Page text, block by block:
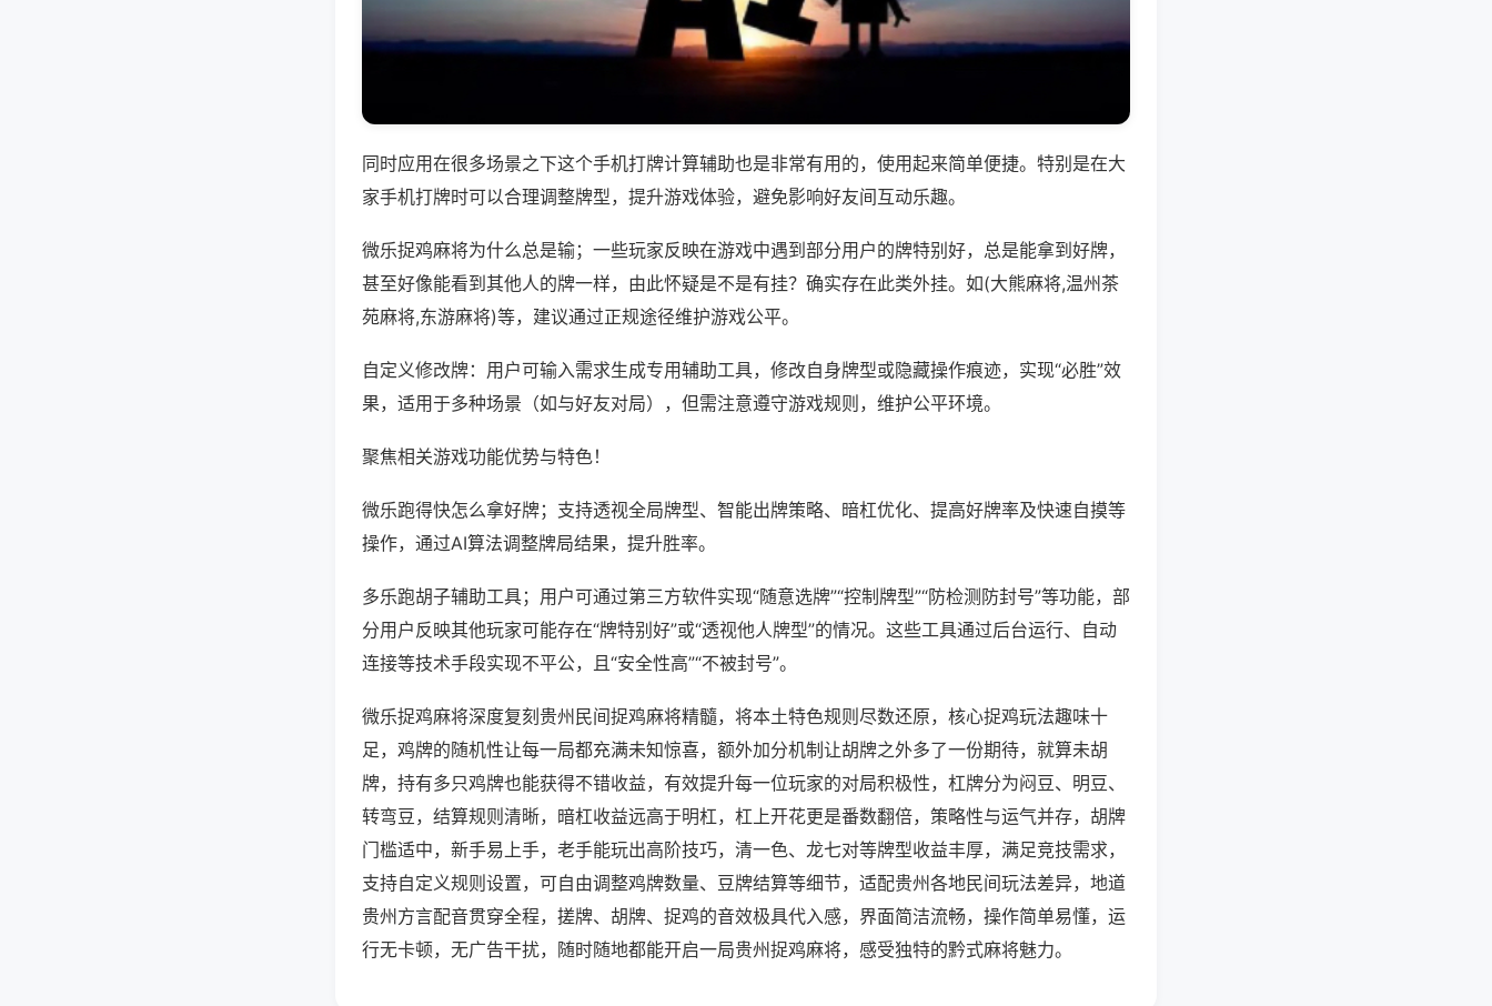
同时应用在很多场景之下这个手机打牌计算辅助也是非常有用的，使用起来简单便捷。特别是在大
家手机打牌时可以合理调整牌型，提升游戏体验，避免影响好友间互动乐趣。
微乐捉鸡麻将为什么总是输；一些玩家反映在游戏中遇到部分用户的牌特别好，总是能拿到好牌，
甚至好像能看到其他人的牌一样，由此怀疑是不是有挂？确实存在此类外挂。如(大熊麻将,温州茶
苑麻将,东游麻将)等，建议通过正规途径维护游戏公平。
自定义修改牌：用户可输入需求生成专用辅助工具，修改自身牌型或隐藏操作痕迹，实现“必胜”效
果，适用于多种场景（如与好友对局），但需注意遵守游戏规则，维护公平环境。
聚焦相关游戏功能优势与特色！
微乐跑得快怎么拿好牌；支持透视全局牌型、智能出牌策略、暗杠优化、提高好牌率及快速自摸等
操作，通过AI算法调整牌局结果，提升胜率。
多乐跑胡子辅助工具；用户可通过第三方软件实现“随意选牌”“控制牌型”“防检测防封号”等功能，部
分用户反映其他玩家可能存在“牌特别好”或“透视他人牌型”的情况。这些工具通过后台运行、自动
连接等技术手段实现不平公，且“安全性高”“不被封号”。
微乐捉鸡麻将深度复刻贵州民间捉鸡麻将精髓，将本土特色规则尽数还原，核心捉鸡玩法趣味十
足，鸡牌的随机性让每一局都充满未知惊喜，额外加分机制让胡牌之外多了一份期待，就算未胡
牌，持有多只鸡牌也能获得不错收益，有效提升每一位玩家的对局积极性，杠牌分为闷豆、明豆、
转弯豆，结算规则清晰，暗杠收益远高于明杠，杠上开花更是番数翻倍，策略性与运气并存，胡牌
门槛适中，新手易上手，老手能玩出高阶技巧，清一色、龙七对等牌型收益丰厚，满足竞技需求，
支持自定义规则设置，可自由调整鸡牌数量、豆牌结算等细节，适配贵州各地民间玩法差异，地道
贵州方言配音贯穿全程，搓牌、胡牌、捉鸡的音效极具代入感，界面简洁流畅，操作简单易懂，运
行无卡顿，无广告干扰，随时随地都能开启一局贵州捉鸡麻将，感受独特的黔式麻将魅力。